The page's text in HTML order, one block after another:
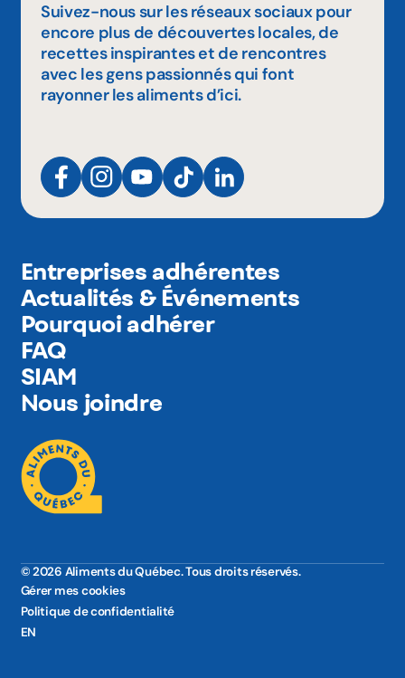
Suivez-nous sur les réseaux sociaux pour
encore plus de découvertes locales, de
recettes inspirantes et de rencontres
avec les gens passionnés qui font
rayonner les aliments d’ici.
Entreprises adhérentes
Actualités & Événements
Pourquoi adhérer
FAQ
SIAM
Nous joindre
© 2026 Aliments du Québec. Tous droits réservés.
Gérer mes cookies
Politique de confidentialité
EN